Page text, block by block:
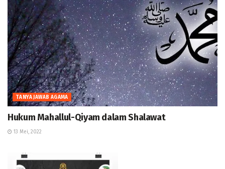
TANYA JAWAB AGAMA
Hukum Mahallul-Qiyam dalam Shalawat
13 Mei, 2022